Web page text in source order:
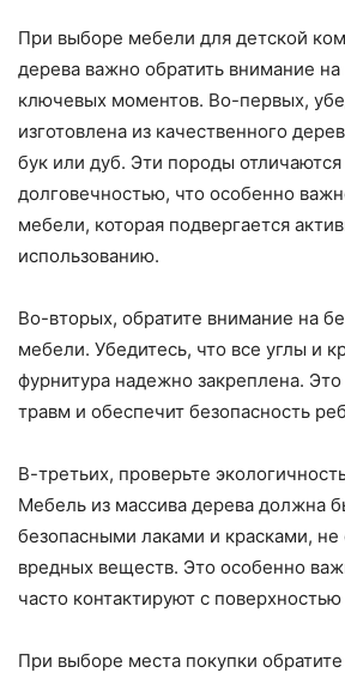
При выборе мебели для детской
дерева важно обратить внимание на
ключевых моментов. Во-первых,
изготовлена из качественного
бук или дуб. Эти породы
долговечностью, что особенно
мебели, которая подвергается
использованию.
Во-вторых, обратите внимание на
мебели. Убедитесь, что все углы и
фурнитура надежно закреплена.
травм и обеспечит безопасность
В-третьих, проверьте
Мебель из массива дерева должна
безопасными лаками и красками,
вредных веществ. Это особенно
часто контактируют с
При выборе места покупки